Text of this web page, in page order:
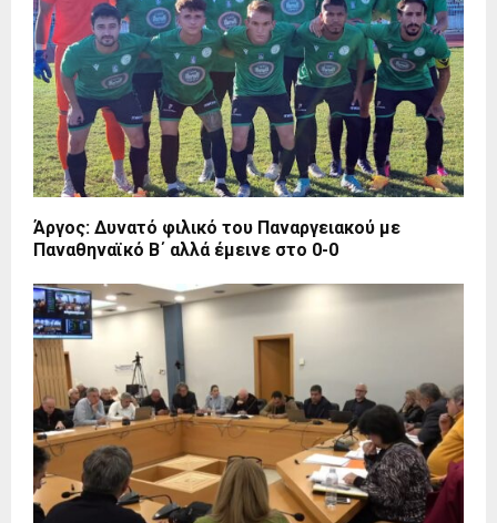
Άργος: Δυνατό φιλικό του Παναργειακού με
Παναθηναϊκό Β΄ αλλά έμεινε στο 0-0